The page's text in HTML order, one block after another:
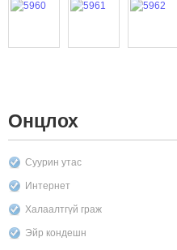
Онцлох
Суурин утас
Интернет
Халаалтгүй граж
Эйр кондешн